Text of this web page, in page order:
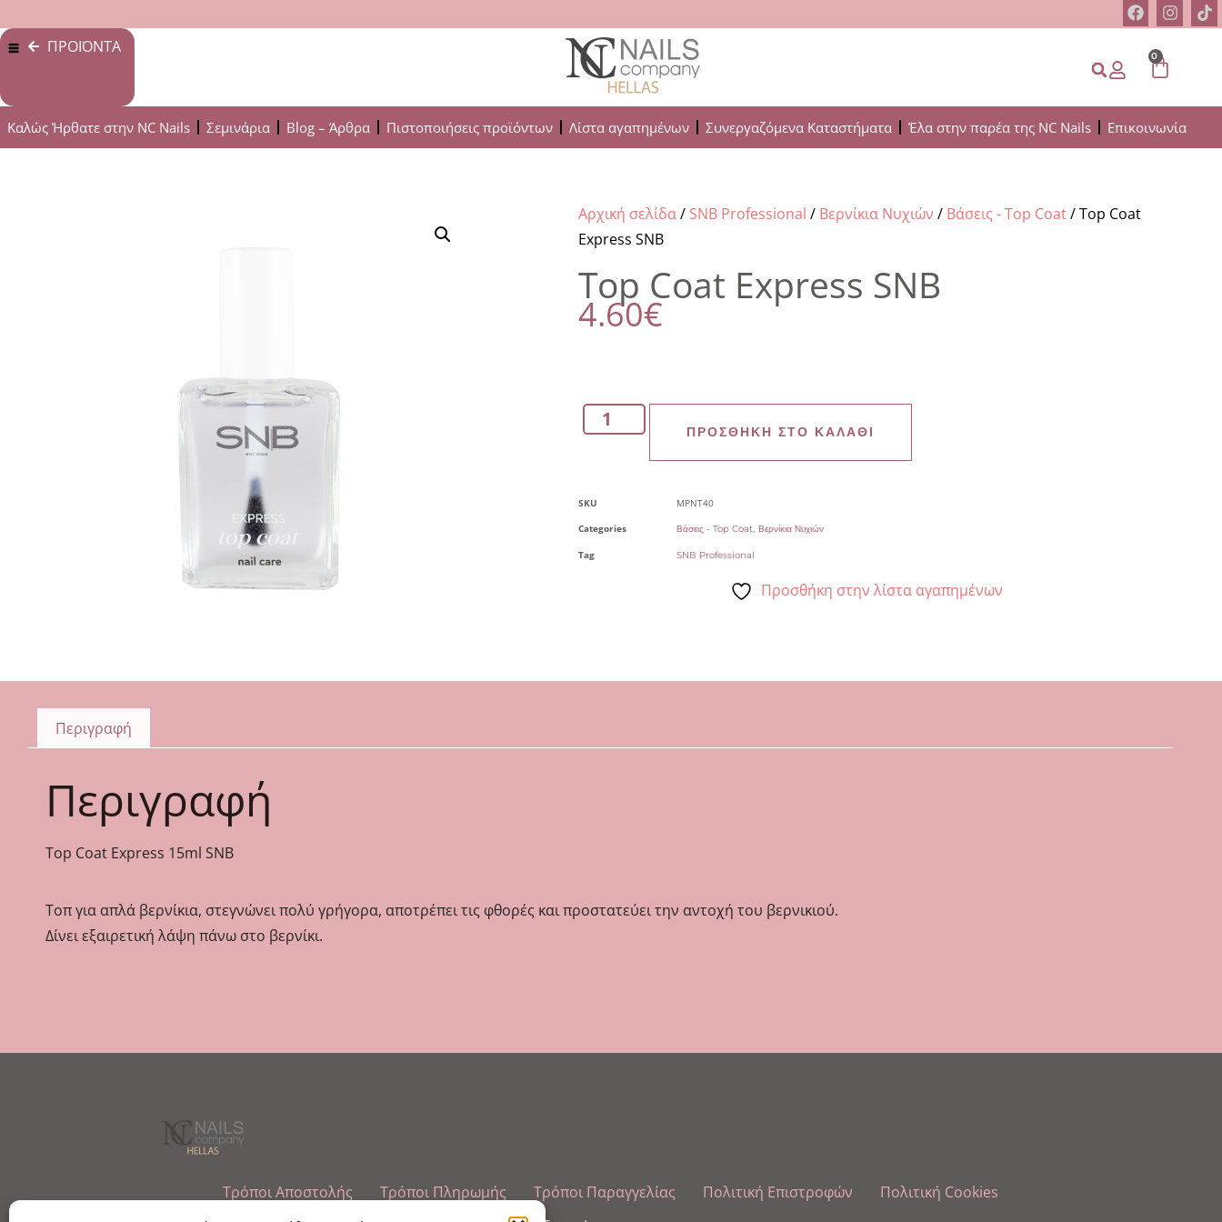
ΠΡΟΪΟΝΤΑ 0
Καλώς Ήρθατε στην NC Nails Σεμινάρια Blog – Άρθρα Πιστοποιήσεις προϊόντων Λίστα αγαπημένων Συνεργαζόμενα Καταστήματα Έλα στην παρέα της NC Nails Επικοινωνία
Αρχική σελίδα/ SNB Professional / Βερνίκια Νυχιών / Βάσεις - Top Coat/ Top Coat
Express SNB
Top Coat Express SNB
4.60€
ΠΡΟΣΘΉΚΗ ΣΤΟ ΚΑΛΆΘΙ
SKU
MPNT40
Categories
Βάσεις - Top Coat,Βερνίκια Νυχιών
Tag SNB Professional
Προσθήκη στην λίστα αγαπημένων
Περιγραφή
Περιγραφή
Top Coat Express 15ml SNB
Τοπ για απλά βερνίκια, στεγνώνει πολύ γρήγορα, αποτρέπει τις φθορές και προστατεύει την αντοχή του βερνικιού.
Δίνει εξαιρετική λάψη πάνω στο βερνίκι.
Τρόποι Αποστολής Τρόποι Πληρωμής Τρόποι Παραγγελίας Πολιτική Επιστροφών Πολιτική Cookies